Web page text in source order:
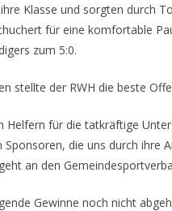
Klasse und sorgten durch
für eine komfortable
zum 5:0.
stellte der RWH die beste
Helfern für die tatkräftige
Sponsoren, die uns durch ihre
an den
Gewinne noch nicht